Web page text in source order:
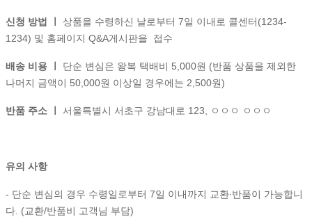
신청 방법 ㅣ 상품을 수령하신 날로부터 7일 이내로 콜센터(1234-
1234) 및 홈페이지 Q&A게시판을 접수
배송 비용 ㅣ
단순 변심은 왕복 택배비 5,000원 (반품 상품을 제외한
나머지 금액이 50,000원 이상일 경우에는 2,500원)
반품 주소 ㅣ 서울특별시 서초구 강남대로 123, ㅇㅇㅇ ㅇㅇㅇ
유의 사항
- 단순 변심의 경우 수령일로부터 7일 이내까지 교환∙반품이 가능합니
다. (교환/반품비 고객님 부담)